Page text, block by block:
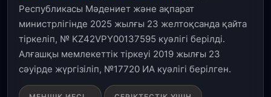
31 шілде, 2026
Ақмола облысындағы кездесуде кәсіпкерлер мен
ұстаздар «Әділет» партиясына өз ұсыныстарын
айтты
31 шілде, 2026
Республикасы Мәдениет және ақпарат
министрлігінде 2025 жылғы 23 желтоқсанда қайта
тіркеліп, № KZ42VPY00137595 куәлігі берілді.
Алғашқы мемлекеттік тіркеуі 2019 жылғы 23
сәуірде жүргізіліп, №17720 ИА куәлігі берілген.